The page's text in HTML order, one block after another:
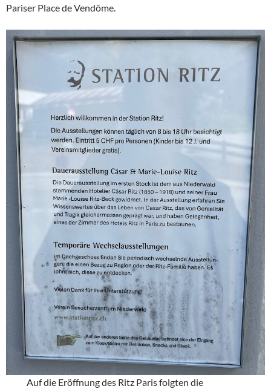
Pariser Place de Vendôme.
Auf die Eröffnung des Ritz Paris folgten die